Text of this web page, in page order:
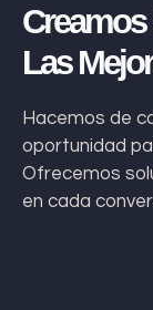
Creamos
Las
Hacemos de
oportunidad
Ofrecemos
en cada